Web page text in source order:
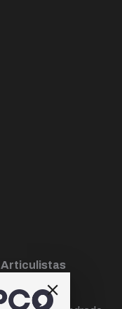
Articulistas
Décio Freire